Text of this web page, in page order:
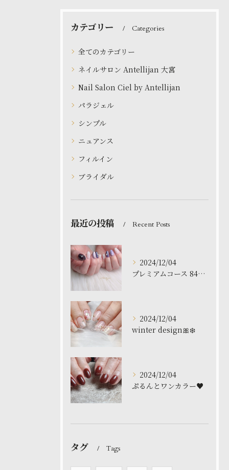
カテゴリー Categories
全てのカテゴリー
ネイルサロン Antellijan 大宮
Nail Salon Ciel by Antellijan
パラジェル
シンプル
ニュアンス
フィルイン
ブライダル
最近の投稿 Recent Posts
2024/12/04
プレミアムコース 8480円
2024/12/04
winter design🎀❄️
2024/12/04
ぷるんとワンカラー♥️
タグ Tags